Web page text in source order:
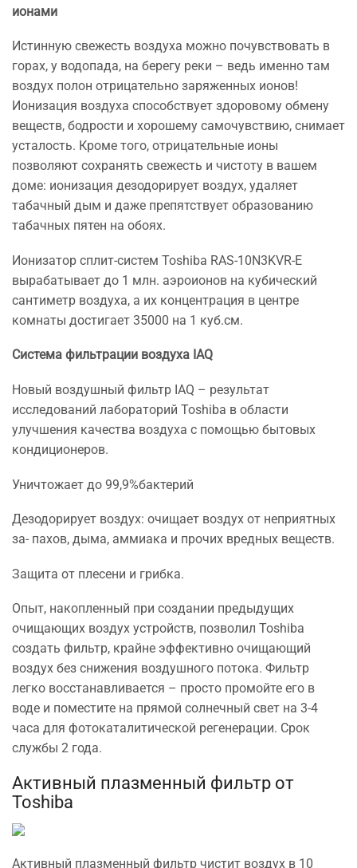
ионами
Истинную свежесть воздуха можно почувствовать в
горах, у водопада, на берегу реки – ведь именно там
воздух полон отрицательно заряженных ионов!
Ионизация воздуха способствует здоровому обмену
веществ, бодрости и хорошему самочувствию, снимает
усталость. Кроме того, отрицательные ионы
позволяют сохранять свежесть и чистоту в вашем
доме: ионизация дезодорирует воздух, удаляет
табачный дым и даже препятствует образованию
табачных пятен на обоях.
Ионизатор сплит-систем Toshiba RAS-10N3KVR-E
вырабатывает до 1 млн. аэроионов на кубический
сантиметр воздуха, а их концентрация в центре
комнаты достигает 35000 на 1 куб.см.
Система фильтрации воздуха IAQ
Новый воздушный фильтр IAQ – результат
исследований лабораторий Toshiba в области
улучшения качества воздуха с помощью бытовых
кондиционеров.
Уничтожает до 99,9%бактерий
Дезодорирует воздух: очищает воздух от неприятных
за- пахов, дыма, аммиака и прочих вредных веществ.
Защита от плесени и грибка.
Опыт, накопленный при создании предыдущих
очищающих воздух устройств, позволил Toshiba
создать фильтр, крайне эффективно очищающий
воздух без снижения воздушного потока. Фильтр
легко восстанавливается – просто промойте его в
воде и поместите на прямой солнечный свет на 3-4
часа для фотокаталитической регенерации. Срок
службы 2 года.
Активный плазменный фильтр от
Toshiba
Активный плазменный фильтр чистит воздух в 10